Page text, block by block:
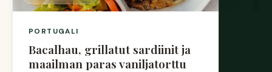
PORTUGALI
Bacalhau, grillatut sardiinit ja
maailman paras vaniljatorttu